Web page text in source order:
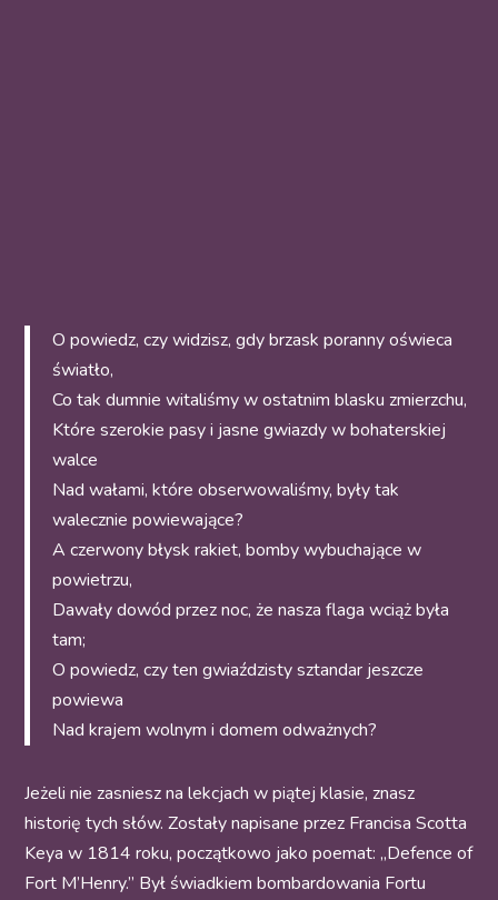
O powiedz, czy widzisz, gdy brzask poranny oświeca
światło,
Co tak dumnie witaliśmy w ostatnim blasku zmierzchu,
Które szerokie pasy i jasne gwiazdy w bohaterskiej
walce
Nad wałami, które obserwowaliśmy, były tak
walecznie powiewające?
A czerwony błysk rakiet, bomby wybuchające w
powietrzu,
Dawały dowód przez noc, że nasza flaga wciąż była
tam;
O powiedz, czy ten gwiaździsty sztandar jeszcze
powiewa
Nad krajem wolnym i domem odważnych?
Jeżeli nie zasniesz na lekcjach w piątej klasie, znasz
historię tych słów. Zostały napisane przez Francisa Scotta
Keya w 1814 roku, początkowo jako poemat: „Defence of
Fort M’Henry.” Był świadkiem bombardowania Fortu